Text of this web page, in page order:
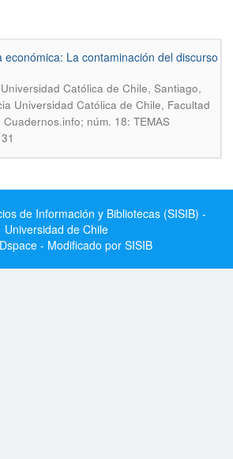
económica: La contaminación del discurso
Católica de Chile, Santiago,
Universidad Católica de Chile, Facultad
Cuadernos.info; núm. 18: TEMAS
de Información y Bibliotecas (SISIB) -
Universidad de Chile
- Modificado por SISIB